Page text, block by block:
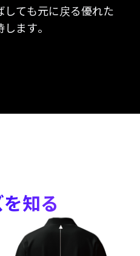
しても元に戻る優れた
ます。
知る